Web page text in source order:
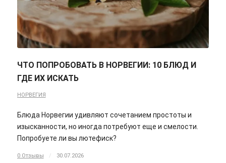
ЧТО ПОПРОБОВАТЬ В НОРВЕГИИ: 10 БЛЮД И
ГДЕ ИХ ИСКАТЬ
НОРВЕГИЯ
Блюда Норвегии удивляют сочетанием простоты и
изысканности, но иногда потребуют еще и смелости.
Попробуете ли вы лютефиск?
0 Отзывы / 30.07.2026